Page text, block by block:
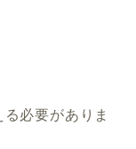
必要がありま